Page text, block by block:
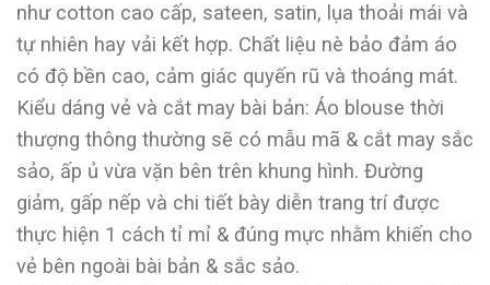
như cotton cao cấp, sateen, satin, lụa thoải mái và
tự nhiên hay vải kết hợp. Chất liệu nè bảo đảm áo
có độ bền cao, cảm giác quyến rũ và thoáng mát.
Kiểu dáng vẻ và cắt may bài bản: Áo blouse thời
thượng thông thường sẽ có mẫu mã & cắt may sắc
sảo, ấp ủ vừa vặn bên trên khung hình. Đường
giảm, gấp nếp và chi tiết bày diễn trang trí được
thực hiện 1 cách tỉ mỉ & đúng mực nhằm khiến cho
vẻ bên ngoài bài bản & sắc sảo.